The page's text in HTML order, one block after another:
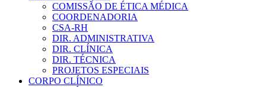
COMISSÃO DE ÉTICA MÉDICA
COORDENADORIA
CSA-RH
DIR. ADMINISTRATIVA
DIR. CLÍNICA
DIR. TÉCNICA
PROJETOS ESPECIAIS
CORPO CLÍNICO